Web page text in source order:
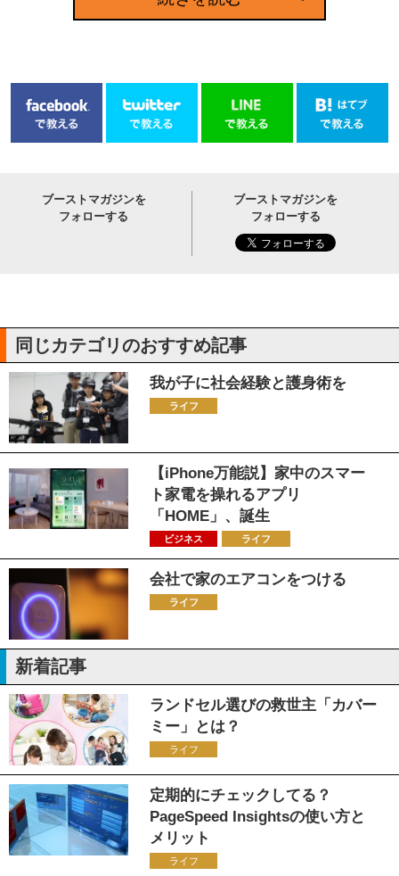
ブーストマガジンを
フォローする
ブーストマガジンを
フォローする
同じカテゴリのおすすめ記事
我が子に社会経験と護身術を
ライフ
【iPhone万能説】家中のスマー
ト家電を操れるアプリ
「HOME」、誕生
ビジネス ライフ
会社で家のエアコンをつける
ライフ
新着記事
ランドセル選びの救世主「カバー
ミー」とは？
ライフ
定期的にチェックしてる？
PageSpeed Insightsの使い方と
メリット
ライフ